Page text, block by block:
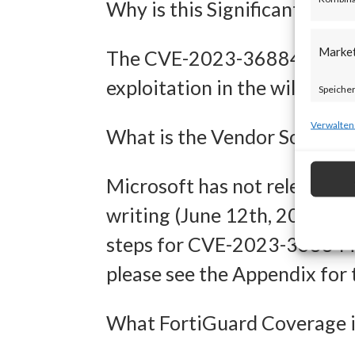
Why is this Significant?
The CVE-2023-36884 has
exploitation in the wild.
What is the Vendor
Microsoft has not released
writing (June 12th, 2023).
steps for CVE-2023-36884
please see the Appendix
What FortiGuard Coverage